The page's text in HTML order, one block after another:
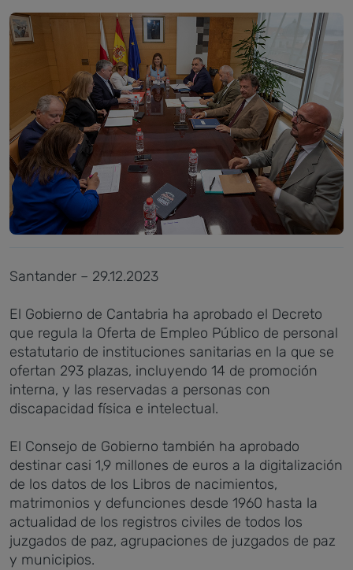
Santander – 29.12.2023
El Gobierno de Cantabria ha aprobado el Decreto
que regula la Oferta de Empleo Público de personal
estatutario de instituciones sanitarias en la que se
ofertan 293 plazas, incluyendo 14 de promoción
interna, y las reservadas a personas con
discapacidad física e intelectual.
El Consejo de Gobierno también ha aprobado
destinar casi 1,9 millones de euros a la digitalización
de los datos de los Libros de nacimientos,
matrimonios y defunciones desde 1960 hasta la
actualidad de los registros civiles de todos los
juzgados de paz, agrupaciones de juzgados de paz
y municipios.